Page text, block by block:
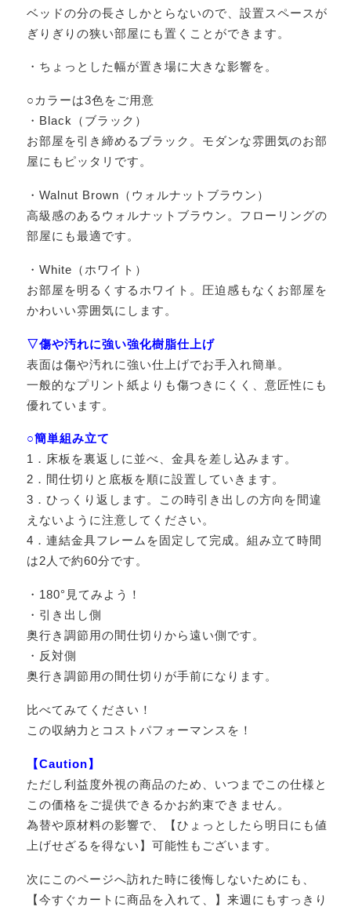
ベッドの分の長さしかとらないので、設置スペースが
ぎりぎりの狭い部屋にも置くことができます。
・ちょっとした幅が置き場に大きな影響を。
○カラーは3色をご用意
・Black（ブラック）
お部屋を引き締めるブラック。モダンな雰囲気のお部
屋にもピッタリです。
・Walnut Brown（ウォルナットブラウン）
高級感のあるウォルナットブラウン。フローリングの
部屋にも最適です。
・White（ホワイト）
お部屋を明るくするホワイト。圧迫感もなくお部屋を
かわいい雰囲気にします。
▽傷や汚れに強い強化樹脂仕上げ
表面は傷や汚れに強い仕上げでお手入れ簡単。
一般的なプリント紙よりも傷つきにくく、意匠性にも
優れています。
○簡単組み立て
1．床板を裏返しに並べ、金具を差し込みます。
2．間仕切りと底板を順に設置していきます。
3．ひっくり返します。この時引き出しの方向を間違
えないように注意してください。
4．連結金具フレームを固定して完成。組み立て時間
は2人で約60分です。
・180°見てみよう！
・引き出し側
奥行き調節用の間仕切りから遠い側です。
・反対側
奥行き調節用の間仕切りが手前になります。
比べてみてください！
この収納力とコストパフォーマンスを！
【Caution】
ただし利益度外視の商品のため、いつまでこの仕様と
この価格をご提供できるかお約束できません。
為替や原材料の影響で、【ひょっとしたら明日にも値
上げせざるを得ない】可能性もございます。
次にこのページへ訪れた時に後悔しないためにも、
【今すぐカートに商品を入れて、】来週にもすっきり